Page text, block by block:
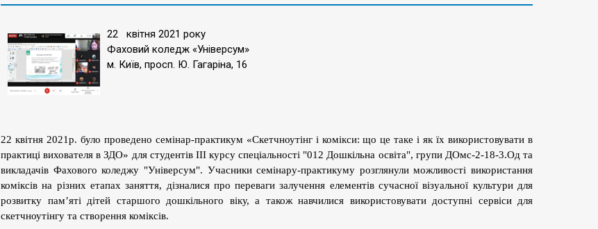
22 квітня 2021 року
Фаховий коледж «Універсум»
м. Київ, просп. Ю. Гагаріна, 16
22 квітня 2021р. було проведено семінар-практикум «Скетчноутінг і комікси: що це таке і як їх використовувати в
практиці вихователя в ЗДО» для студентів ІІІ курсу спеціальності "012 Дошкільна освіта", групи ДОмс-2-18-3.Од та
викладачів Фахового коледжу "Універсум". Учасники семінару-практикуму розглянули можливості використання
коміксів на різних етапах заняття, дізналися про переваги залучення елементів сучасної візуальної культури для
розвитку пам’яті дітей старшого дошкільного віку, а також навчилися використовувати доступні сервіси для
скетчноутінгу та створення коміксів.